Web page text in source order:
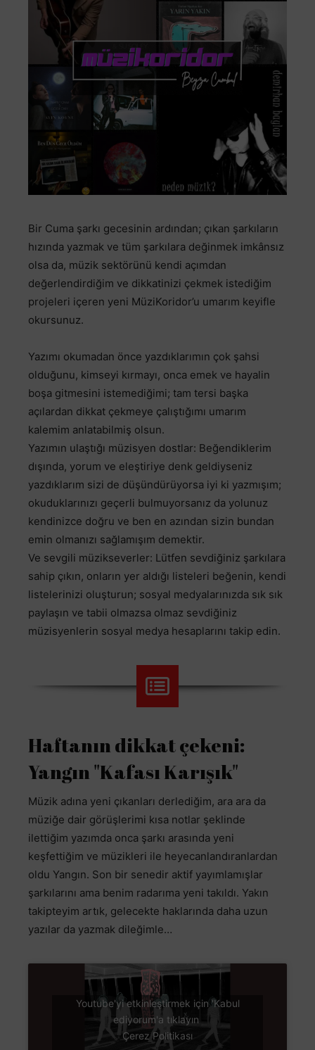
Bir Cuma şarkı gecesinin ardından; çıkan şarkıların
hızında yazmak ve tüm şarkılara değinmek imkânsız
olsa da, müzik sektörünü kendi açımdan
değerlendirdiğim ve dikkatinizi çekmek istediğim
projeleri içeren yeni MüziKoridor’u umarım keyifle
okursunuz.
Yazımı okumadan önce yazdıklarımın çok şahsi
olduğunu, kimseyi kırmayı, onca emek ve hayalin
boşa gitmesini istemediğimi; tam tersi başka
açılardan dikkat çekmeye çalıştığımı umarım
kalemim anlatabilmiş olsun.
Yazımın ulaştığı müzisyen dostlar: Beğendiklerim
dışında, yorum ve eleştiriye denk geldiyseniz
yazdıklarım sizi de düşündürüyorsa iyi ki yazmışım;
okuduklarınızı geçerli bulmuyorsanız da yolunuz
kendinizce doğru ve ben en azından sizin bundan
emin olmanızı sağlamışım demektir.
Ve sevgili müzikseverler: Lütfen sevdiğiniz şarkılara
sahip çıkın, onların yer aldığı listeleri beğenin, kendi
listelerinizi oluşturun; sosyal medyalarınızda sık sık
paylaşın ve tabii olmazsa olmaz sevdiğiniz
müzisyenlerin sosyal medya hesaplarını takip edin.
Haftanın dikkat çekeni:
Yangın "Kafası Karışık"
Müzik adına yeni çıkanları derlediğim, ara ara da
müziğe dair görüşlerimi kısa notlar şeklinde
ilettiğim yazımda onca şarkı arasında yeni
keşfettiğim ve müzikleri ile heyecanlandıranlardan
oldu Yangın. Son bir senedir aktif yayımlamışlar
şarkılarını ama benim radarıma yeni takıldı. Yakın
takipteyim artık, gelecekte haklarında daha uzun
yazılar da yazmak dileğimle…
Youtube'yi etkinleştirmek için 'Kabul
ediyorum'a tıklayın
Çerez Politikası